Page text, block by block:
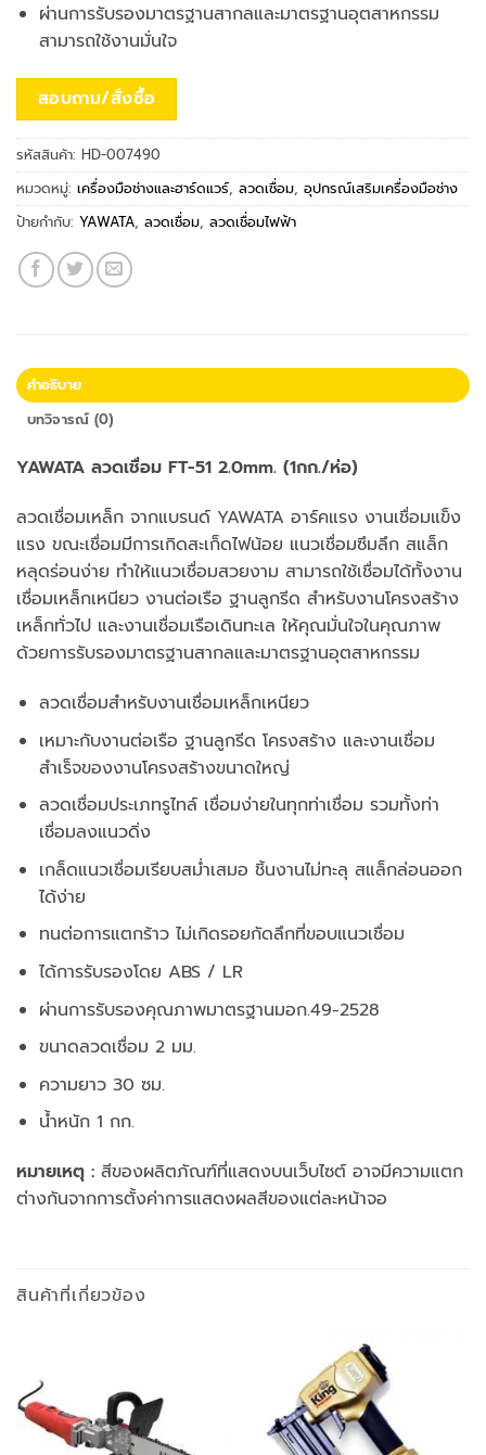
ผ่านการรับรองมาตรฐานสากลและมาตรฐานอุตสาหกรรม
สามารถใช้งานมั่นใจ
สอบถาม/สั่งซื้อ
รหัสสินค้า: HD-007490
หมวดหมู่: เครื่องมือช่างและฮาร์ดแวร์, ลวดเชื่อม, อุปกรณ์เสริมเครื่องมือช่าง
ป้ายกำกับ: YAWATA, ลวดเชื่อม, ลวดเชื่อมไฟฟ้า
คำอธิบาย
บทวิจารณ์ (0)
YAWATA ลวดเชื่อม FT-51 2.0mm. (1กก./ห่อ)
ลวดเชื่อมเหล็ก จากแบรนด์ YAWATA อาร์คแรง งานเชื่อมแข็ง
แรง ขณะเชื่อมมีการเกิดสะเก็ดไฟน้อย แนวเชื่อมซึมลึก สแล็ก
หลุดร่อนง่าย ทำให้แนวเชื่อมสวยงาม สามารถใช้เชื่อมได้ทั้งงาน
เชื่อมเหล็กเหนียว งานต่อเรือ ฐานลูกรีด สำหรับงานโครงสร้าง
เหล็กทั่วไป และงานเชื่อมเรือเดินทะเล ให้คุณมั่นใจในคุณภาพ
ด้วยการรับรองมาตรฐานสากลและมาตรฐานอุตสาหกรรม
ลวดเชื่อมสำหรับงานเชื่อมเหล็กเหนียว
เหมาะกับงานต่อเรือ ฐานลูกรีด โครงสร้าง และงานเชื่อม
สำเร็จของงานโครงสร้างขนาดใหญ่
ลวดเชื่อมประเภทรูไทล์ เชื่อมง่ายในทุกท่าเชื่อม รวมทั้งท่า
เชื่อมลงแนวดิ่ง
เกล็ดแนวเชื่อมเรียบสม่ำเสมอ ชิ้นงานไม่ทะลุ สแล็กล่อนออก
ได้ง่าย
ทนต่อการแตกร้าว ไม่เกิดรอยกัดลึกที่ขอบแนวเชื่อม
ได้การรับรองโดย ABS / LR
ผ่านการรับรองคุณภาพมาตรฐานมอก.49-2528
ขนาดลวดเชื่อม 2 มม.
ความยาว 30 ซม.
น้ำหนัก 1 กก.
หมายเหตุ : สีของผลิตภัณฑ์ที่แสดงบนเว็บไซต์ อาจมีความแตก
ต่างกันจากการตั้งค่าการแสดงผลสีของแต่ละหน้าจอ
สินค้าที่เกี่ยวข้อง